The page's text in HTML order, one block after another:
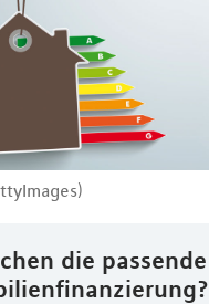
die passende